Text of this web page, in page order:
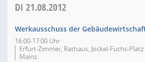
DI 21.08.2012
Werkausschuss der
16:00-17:00 Uhr
Erfurt-Zimmer, Rathaus, Jockel-Fuchs-Platz
Mainz